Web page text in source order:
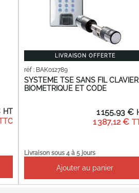
LIVRAISON OFFERTE
SYSTEME TSE SANS FIL CLAVIER
BIOMETRIQUE ET CODE
réf : BAK012789
1 387,12 €
1 155,93 €
Livraison sous 4 à 5 jours
Ajouter au panier